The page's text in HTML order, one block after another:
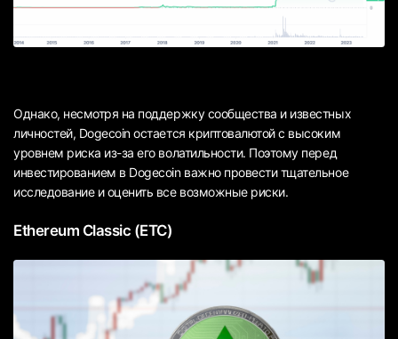
Однако, несмотря на поддержку сообщества и известных
личностей, Dogecoin остается криптовалютой с высоким
уровнем риска из-за его волатильности. Поэтому перед
инвестированием в Dogecoin важно провести тщательное
исследование и оценить все возможные риски.
Ethereum Classic (ETC)